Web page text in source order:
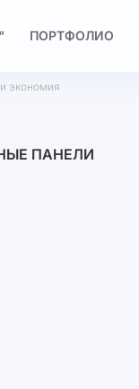
ПОРТФОЛИО
экономия